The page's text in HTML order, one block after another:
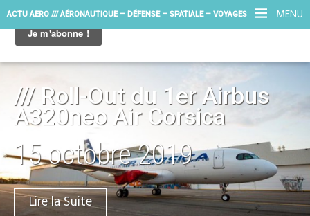
MENU
ACTU AERO /// AÉRONAUTIQUE – DÉFENSE – SPATIALE – VOYAGES
/// Roll-Out du 1er Airbus
A320neo Air Corsica
15 octobre 2019
Lire la Suite